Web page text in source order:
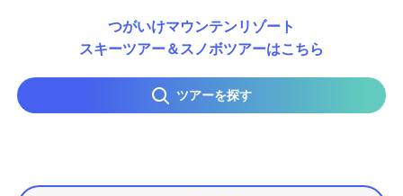
つがいけマウンテンリゾート
スキーツアー＆スノボツアーはこちら
ツアーを探す